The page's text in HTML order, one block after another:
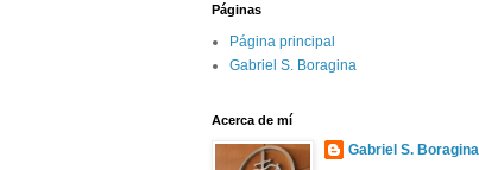
Páginas
Página principal
Gabriel S. Boragina
Acerca de mí
Gabriel S. Boragina